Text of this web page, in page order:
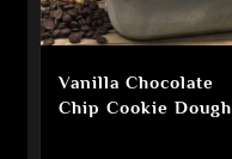
Vanilla Chocolate
Chip Cookie Dough